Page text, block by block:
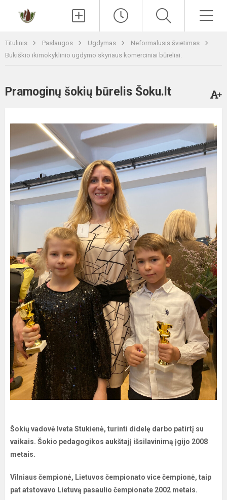
Titulinis Paslaugos Ugdymas
Neformalusis švietimas
Bukiškio ikimokyklinio ugdymo skyriaus komerciniai būreliai.
Pramoginų šokių būrelis Šoku.lt
Šokių vadovė Iveta Stukienė, turinti didelę darbo patirtį su
vaikais. Šokio pedagogikos aukštajį išsilavinimą įgijo 2008
metais.
Vilniaus čempionė, Lietuvos čempionato vice čempionė, taip
pat atstovavo Lietuvą pasaulio čempionate 2002 metais.